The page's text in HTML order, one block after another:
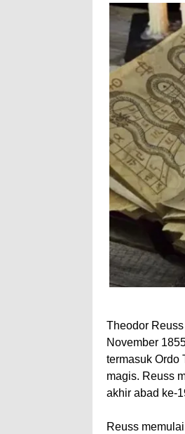
Theodor
November
termasuk Ordo
magis. Reuss
akhir abad ke-
Reuss